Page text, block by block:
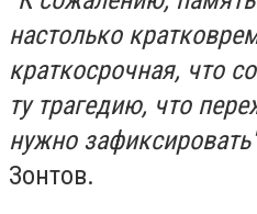
настолько
краткосрочная, что
ту трагедию, что
нужно
Зонтов.